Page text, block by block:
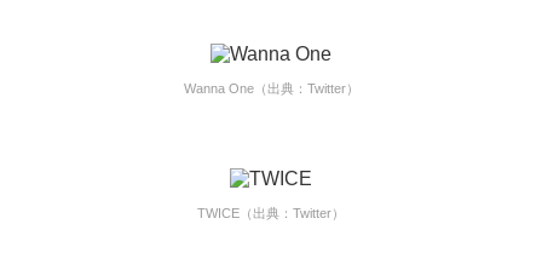
Wanna One（出典：Twitter）
TWICE（出典：Twitter）